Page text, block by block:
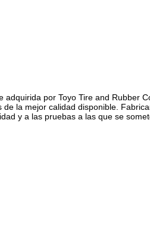
por Toyo Tire and Rubber
la mejor calidad disponible.
y a las pruebas a las que se